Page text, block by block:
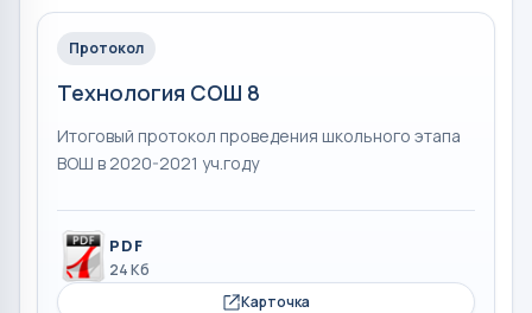
Протокол
Технология СОШ 8
Итоговый протокол проведения школьного этапа
ВОШ в 2020-2021 уч.году
PDF
24 Кб
Карточка